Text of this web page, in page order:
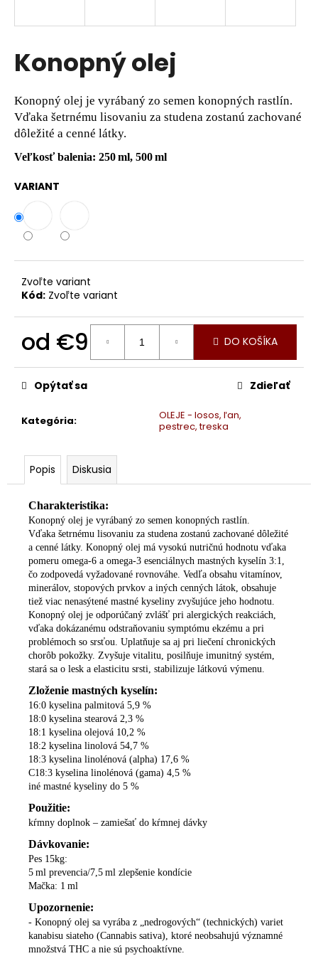
Konopný olej
Konopný olej je vyrábaný zo semen konopných rastlín.
Vďaka šetrnému lisovaniu za studena zostanú zachované
dôležité a cenné látky.
Veľkosť balenia: 250 ml, 500 ml
VARIANT
Zvoľte variant
Kód: Zvoľte variant
od €9
cena:
DO KOŠÍKA
Kategória:
OLEJE - losos, ľan,
pestrec, treska
Opýtať sa Zdieľať
Popis Diskusia
Charakteristika:
Konopný olej je vyrábaný zo semen konopných rastlín.
Vďaka šetrnému lisovaniu za studena zostanú zachované dôležité
a cenné látky. Konopný olej má vysokú nutričnú hodnotu vďaka
pomeru omega-6 a omega-3 esenciálnych mastných kyselín 3:1,
čo zodpovedá vyžadované rovnováhe. Vedľa obsahu vitamínov,
minerálov, stopových prvkov a iných cenných látok, obsahuje
tiež viac nenasýtené mastné kyseliny zvyšujúce jeho hodnotu.
Konopný olej je odporúčaný zvlášť pri alergických reakciách,
vďaka dokázanému odstraňovaniu symptómu ekzému a pri
problémoch so srsťou. Uplatňuje sa aj pri liečení chronických
chorôb pokožky. Zvyšuje vitalitu, posilňuje imunitný systém,
stará sa o lesk a elasticitu srsti, stabilizuje látkovú výmenu.
Zloženie mastných kyselín:
16:0 kyselina palmitová 5,9 %
18:0 kyselina stearová 2,3 %
18:1 kyselina olejová 10,2 %
18:2 kyselina linolová 54,7 %
18:3 kyselina linolénová (alpha) 17,6 %
C18:3 kyselina linolénová (gama) 4,5 %
iné mastné kyseliny do 5 %
Použitie:
kŕmny doplnok – zamiešať do kŕmnej dávky
Dávkovanie:
Pes 15kg:
5 ml prevencia/7,5 ml zlepšenie kondície
Mačka: 1 ml
Upozornenie:
- Konopný olej sa vyrába z „nedrogových“ (technických) variet
kanabisu siateho (Cannabis sativa), ktoré neobsahujú významné
množstvá THC a nie sú psychoaktívne.
s
ť
?
HĽADAŤ
O
d
p
o
ú
č
a
m
e
VÝLISKY